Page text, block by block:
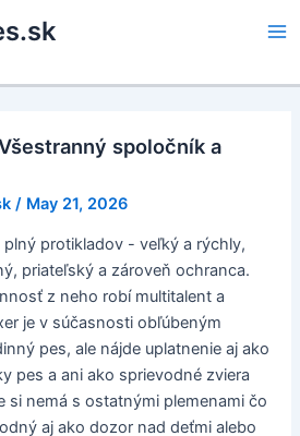
spoločník a
/ May 21, 2026
plný protikladov - veľký a rýchly,
priateľský a zároveň ochranca.
z neho robí multitalent a
je v súčasnosti obľúbeným
pes, ale nájde uplatnenie aj ako
pes a ani ako sprievodné zviera
si nemá s ostatnými plemenami čo
aj ako dozor nad deťmi alebo